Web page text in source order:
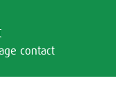
contact